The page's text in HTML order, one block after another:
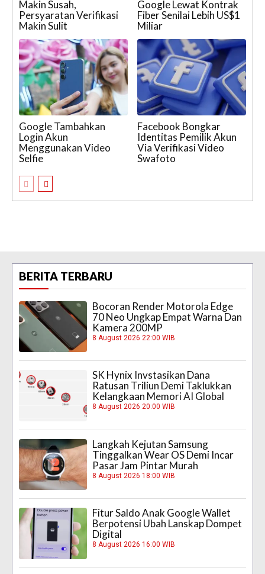
Makin Susah,
Persyaratan Verifikasi
Makin Sulit
Google Lewat Kontrak
Fiber Senilai Lebih US$1
Miliar
Google Tambahkan
Login Akun
Menggunakan Video
Selfie
Facebook Bongkar
Identitas Pemilik Akun
Via Verifikasi Video
Swafoto
BERITA TERBARU
Bocoran Render Motorola Edge
70 Neo Ungkap Empat Warna Dan
Kamera 200MP
8 August 2026 22:00 WIB
SK Hynix Invstasikan Dana
Ratusan Triliun Demi Taklukkan
Kelangkaan Memori AI Global
8 August 2026 20:00 WIB
Langkah Kejutan Samsung
Tinggalkan Wear OS Demi Incar
Pasar Jam Pintar Murah
8 August 2026 18:00 WIB
Fitur Saldo Anak Google Wallet
Berpotensi Ubah Lanskap Dompet
Digital
8 August 2026 16:00 WIB